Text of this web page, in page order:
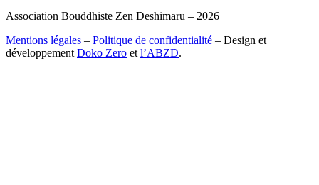
Association Bouddhiste Zen Deshimaru – 2026
Mentions légales – Politique de confidentialité – Design et
développement Doko Zero et l’ABZD.